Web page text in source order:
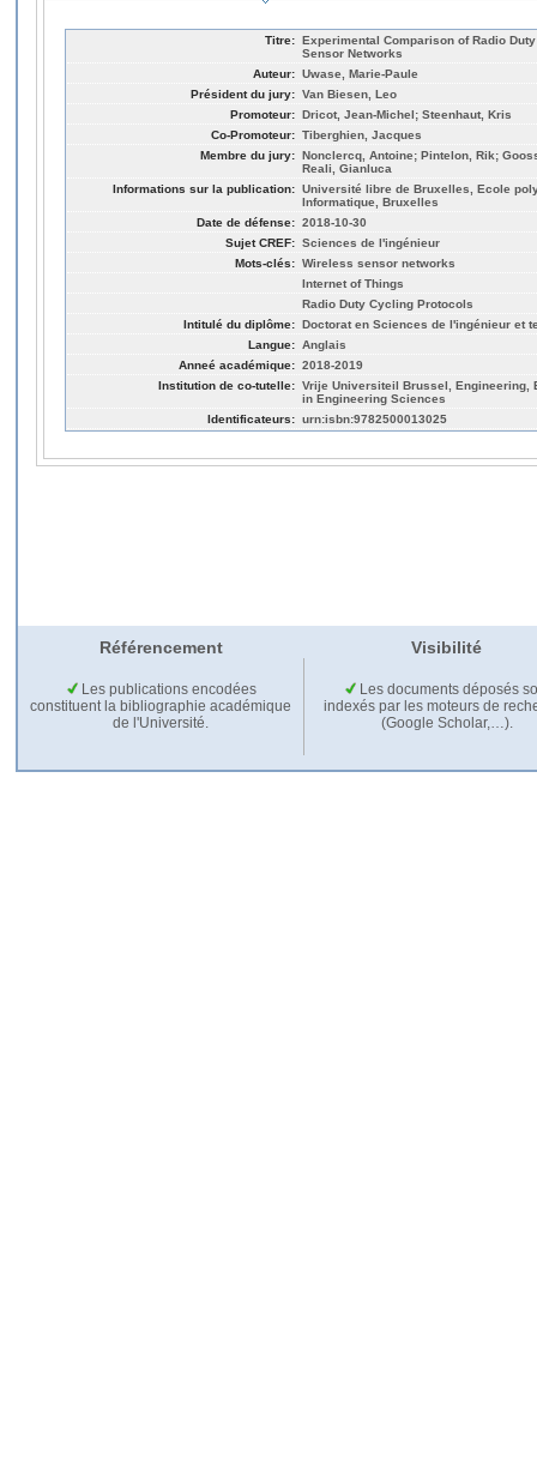
Titre: Experimental Comparison of Radio
Sensor Networks
Auteur: Uwase, Marie-Paule
Président du jury: Van Biesen, Leo
Promoteur: Dricot, Jean-Michel; Steenhaut, Kris
Co-Promoteur: Tiberghien, Jacques
Membre du jury: Nonclercq, Antoine; Pintelon, Rik;
Reali, Gianluca
Informations sur la publication: Université libre de Bruxelles, Ecole
Informatique, Bruxelles
Date de défense: 2018-10-30
Sujet CREF: Sciences de l'ingénieur
Mots-clés: Wireless sensor networks
Internet of Things
Radio Duty Cycling Protocols
Intitulé du diplôme: Doctorat en Sciences de l'ingénieur et
Langue: Anglais
Anneé académique: 2018-2019
Institution de co-tutelle: Vrije Universiteil Brussel, Engineering,
in Engineering Sciences
Identificateurs: urn:isbn:9782500013025
Référencement Visibilité
Les publications encodées
constituent la bibliographie académique
de l'Université.
Les documents déposés
indexés par les moteurs de
(Google Scholar,…).